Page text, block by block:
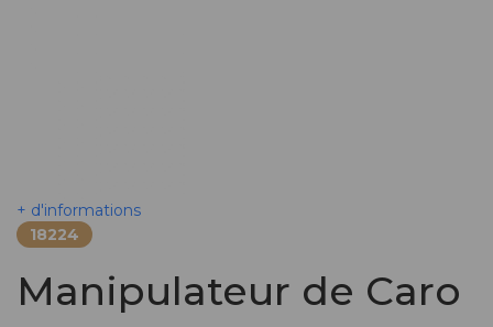
+ d'informations
18224
Manipulateur de Caro